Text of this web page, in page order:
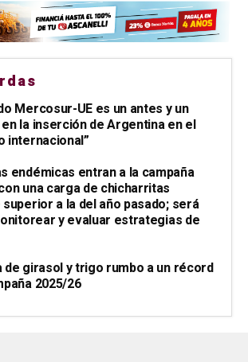
Mercosur-UE es un antes y un
la inserción de Argentina en el
internacional”
endémicas entran a la campaña
una carga de chicharritas
a la del año pasado; será
y evaluar estrategias de
de girasol y trigo rumbo a un récord
2025/26